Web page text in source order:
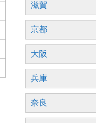
滋賀
京都
大阪
兵庫
奈良